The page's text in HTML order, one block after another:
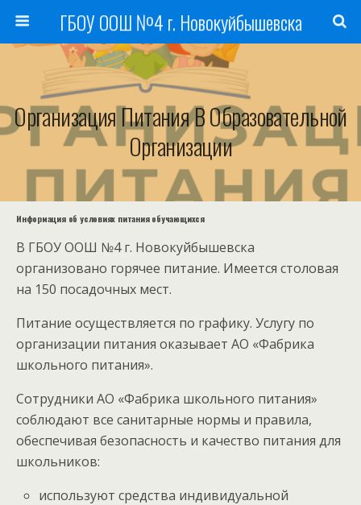
ГБОУ ООШ №4 г. Новокуйбышевска
Организация Питания В Образовательной
Организации
Информация об условиях питания обучающихся
В ГБОУ ООШ №4 г. Новокуйбышевска
организовано горячее питание. Имеется столовая
на 150 посадочных мест.
Питание осуществляется по графику. Услугу по
организации питания оказывает АО «Фабрика
школьного питания».
Сотрудники АО «Фабрика школьного питания»
соблюдают все санитарные нормы и правила,
обеспечивая безопасность и качество питания для
школьников:
используют средства индивидуальной